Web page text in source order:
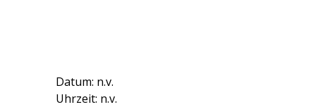
Datum: n.v.
Uhrzeit: n.v.